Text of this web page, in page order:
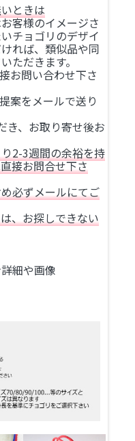
ときは
客様のイメージさ
チョゴリのデザイ
れば、類似品や同
ただきます。
お問い合わせ下さ
案をメールで送り
き、お取り寄せ後お
2-3週間の余裕を持
接お問合せ下さ
必ずメールにてご
、お探しできない
細や画像